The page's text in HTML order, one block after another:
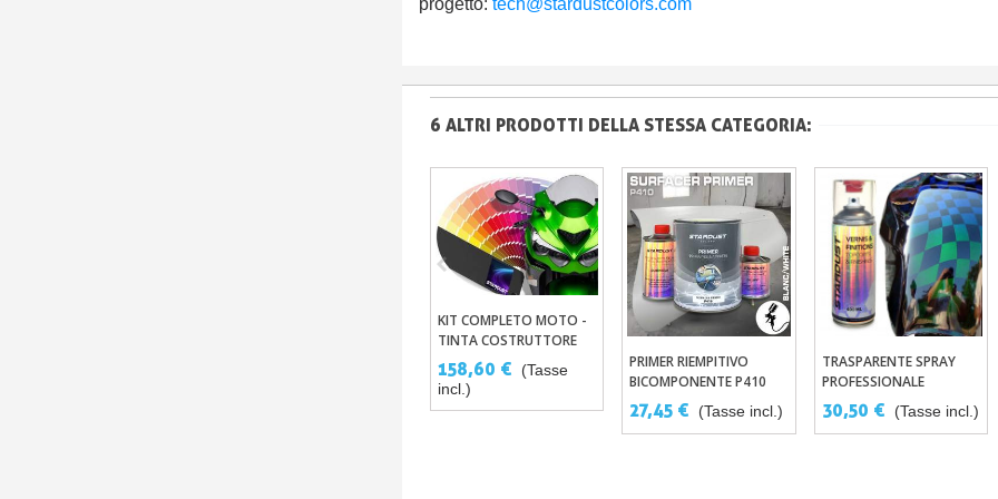
progetto:tech@stardustcolors.com
6 ALTRI PRODOTTI DELLA STESSA CATEGORIA:
Aggiungi Al Carrello
KIT COMPLETO MOTO -
TINTA COSTRUTTORE
158,60 €
(Tasse
incl.)
Aggiungi Al Carrello
PRIMER RIEMPITIVO
BICOMPONENTE P410
27,45 € (Tasse incl.)
Aggiungi Al Carrello
TRASPARENTE SPRAY
PROFESSIONALE
BICOMPONENTE
30,50 € (Tasse incl.)